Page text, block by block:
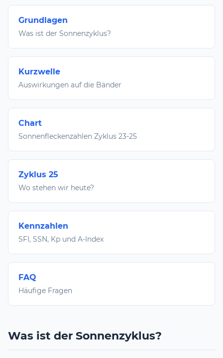
Grundlagen
Was ist der Sonnenzyklus?
Kurzwelle
Auswirkungen auf die Bänder
Chart
Sonnenfleckenzahlen Zyklus 23-25
Zyklus 25
Wo stehen wir heute?
Kennzahlen
SFI, SSN, Kp und A-Index
FAQ
Häufige Fragen
Was ist der Sonnenzyklus?